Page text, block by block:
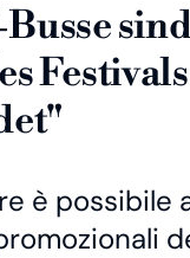
è possibile